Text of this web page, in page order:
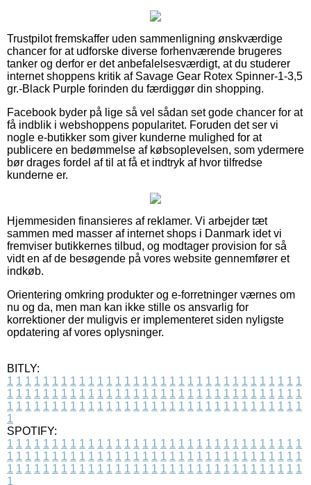
Trustpilot fremskaffer uden sammenligning ønskværdige
chancer for at udforske diverse forhenværende brugeres
tanker og derfor er det anbefalelsesværdigt, at du studerer
internet shoppens kritik af Savage Gear Rotex Spinner-1-3,5
gr.-Black Purple forinden du færdiggør din shopping.
Facebook byder på lige så vel sådan set gode chancer for at
få indblik i webshoppens popularitet. Foruden det ser vi
nogle e-butikker som giver kunderne mulighed for at
publicere en bedømmelse af købsoplevelsen, som ydermere
bør drages fordel af til at få et indtryk af hvor tilfredse
kunderne er.
Hjemmesiden finansieres af reklamer. Vi arbejder tæt
sammen med masser af internet shops i Danmark idet vi
fremviser butikkernes tilbud, og modtager provision for så
vidt en af de besøgende på vores website gennemfører et
indkøb.
Orientering omkring produkter og e-forretninger værnes om
nu og da, men man kan ikke stille os ansvarlig for
korrektioner der muligvis er implementeret siden nyligste
opdatering af vores oplysninger.
BITLY:
1 1 1 1 1 1 1 1 1 1 1 1 1 1 1 1 1 1 1 1 1 1 1 1 1 1 1 1 1 1 1 1 1
1 1 1 1 1 1 1 1 1 1 1 1 1 1 1 1 1 1 1 1 1 1 1 1 1 1 1 1 1 1 1 1 1
1 1 1 1 1 1 1 1 1 1 1 1 1 1 1 1 1 1 1 1 1 1 1 1 1 1 1 1 1 1 1 1 1
1
SPOTIFY:
1 1 1 1 1 1 1 1 1 1 1 1 1 1 1 1 1 1 1 1 1 1 1 1 1 1 1 1 1 1 1 1 1
1 1 1 1 1 1 1 1 1 1 1 1 1 1 1 1 1 1 1 1 1 1 1 1 1 1 1 1 1 1 1 1 1
1 1 1 1 1 1 1 1 1 1 1 1 1 1 1 1 1 1 1 1 1 1 1 1 1 1 1 1 1 1 1 1 1
1